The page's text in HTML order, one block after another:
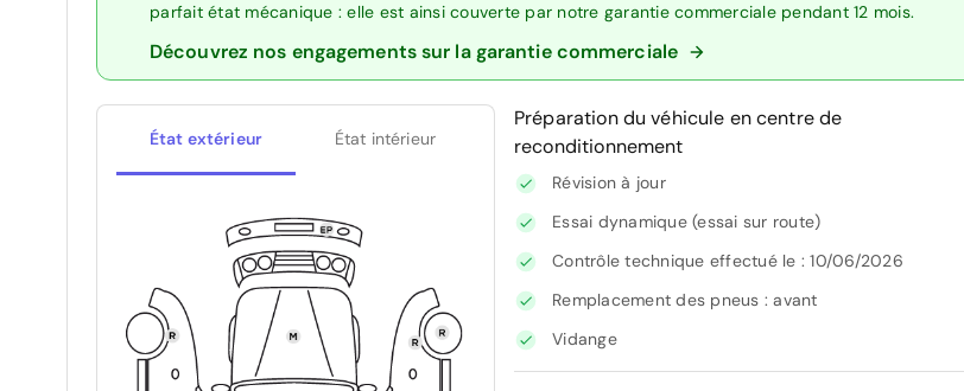
parfait état mécanique : elle est ainsi couverte par notre garantie commerciale pendant 12 mois.
Découvrez nos engagements sur la garantie commerciale
État extérieur État intérieur
Préparation du véhicule en centre de
reconditionnement
Révision à jour
Essai dynamique (essai sur route)
Contrôle technique effectué le : 10/06/2026
Remplacement des pneus : avant
Vidange